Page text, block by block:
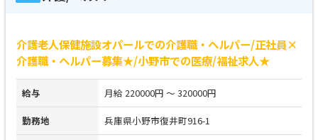
介護老人保健施設オパールでの介護職・ヘルパー/正社員×
介護職・ヘルパー募集★/小野市での医療/福祉求人★
給与 月給 220000円 ～ 320000円
勤務地 兵庫県小野市復井町916-1